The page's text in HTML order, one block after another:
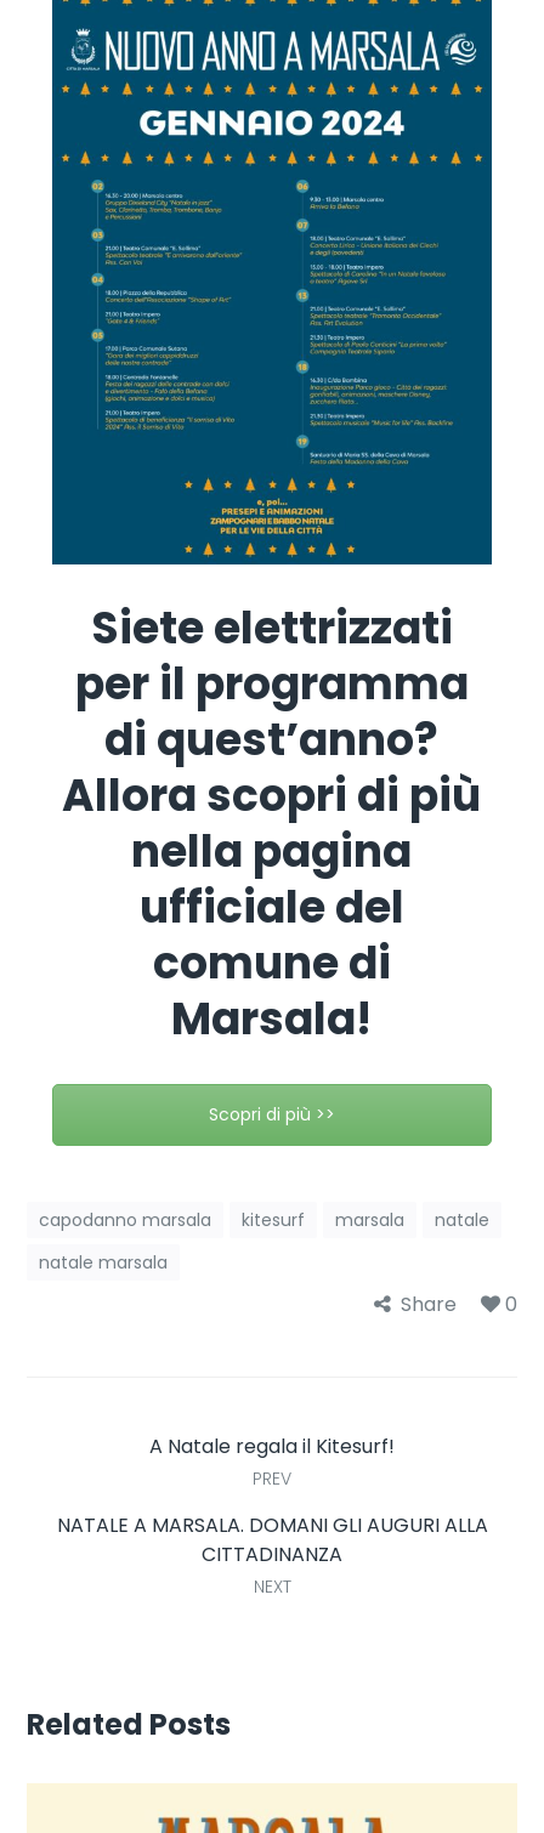
Siete elettrizzati
per il programma
di quest’anno?
Allora scopri di più
nella pagina
ufficiale del
comune di
Marsala!
Scopri di più >>
capodanno marsala kitesurf marsala
natale
natale marsala
Share 0
A Natale regala il Kitesurf!
PREV
NATALE A MARSALA. DOMANI GLI AUGURI ALLA
CITTADINANZA
NEXT
Related Posts